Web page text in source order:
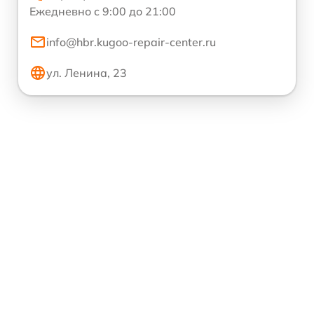
Ежедневно с 9:00 до 21:00
info@hbr.kugoo-repair-center.ru
ул. Ленина, 23